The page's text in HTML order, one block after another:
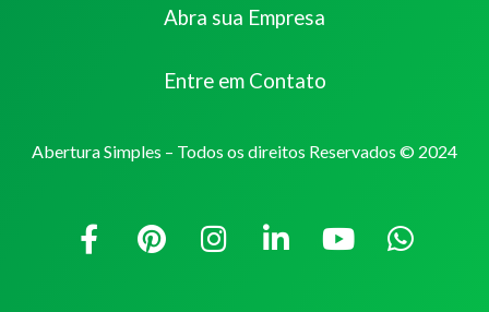
Abra sua Empresa
Entre em Contato
Abertura Simples – Todos os direitos Reservados © 2024